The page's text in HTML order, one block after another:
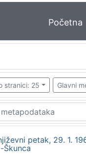
Početna
stranici: 25 Glavni
petak, 29. 1.
Škunca